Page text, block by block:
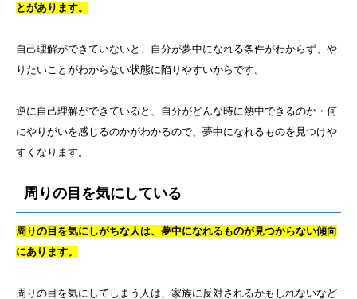
とがあります。
自己理解ができていないと、自分が夢中になれる条件がわからず、や
りたいことがわからない状態に陥りやすいからです。
逆に自己理解ができていると、自分がどんな時に熱中できるのか・何
にやりがいを感じるのかがわかるので、夢中になれるものを見つけや
すくなります。
周りの目を気にしている
周りの目を気にしがちな人は、夢中になれるものが見つからない傾向
にあります。
周りの目を気にしてしまう人は、家族に反対されるかもしれないなど